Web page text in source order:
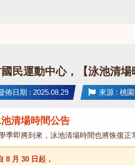
民運動中心，【泳池清場
佈日期 : 2025.08.29 來源 : 桃
清場時間公告
季即將到來，泳池清場時間也將恢復正
8 月 30 日 起，